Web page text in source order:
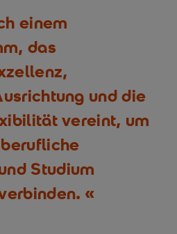
einem
das
und die
vereint, um
Studium